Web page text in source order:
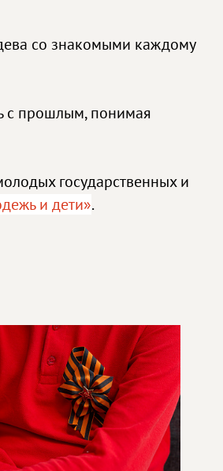
со знакомыми каждому
с прошлым, понимая
государственных и
и дети».